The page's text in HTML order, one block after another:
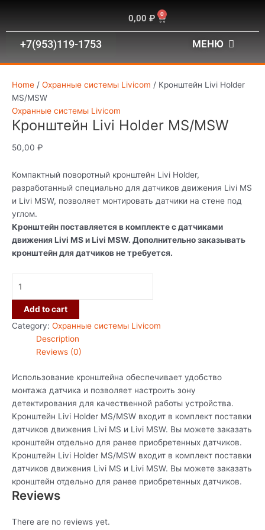
содержимому
0,00 ₽ 0 Корзина
+7(953)119-1753 МЕНЮ
Home / Охранные системы Livicom / Кронштейн Livi Holder
MS/MSW
Охранные системы Livicom
Кронштейн Livi Holder MS/MSW
50,00 ₽
Компактный поворотный кронштейн Livi Holder,
разработанный специально для датчиков движения Livi MS
и Livi MSW, позволяет монтировать датчики на стене под
углом.
Кронштейн поставляется в комплекте с датчиками
движения Livi MS и Livi MSW. Дополнительно заказывать
кронштейн для датчиков не требуется.
Holder
MS/MSW
Add to cart
Category: Охранные системы Livicom
Description
Reviews (0)
Использование кронштейна обеспечивает удобство
монтажа датчика и позволяет настроить зону
детектирования для качественной работы устройства.
Кронштейн Livi Holder MS/MSW входит в комплект поставки
датчиков движения Livi MS и Livi MSW. Вы можете заказать
кронштейн отдельно для ранее приобретенных датчиков.
Кронштейн Livi Holder MS/MSW входит в комплект поставки
датчиков движения Livi MS и Livi MSW. Вы можете заказать
кронштейн отдельно для ранее приобретенных датчиков.
Reviews
There are no reviews yet.